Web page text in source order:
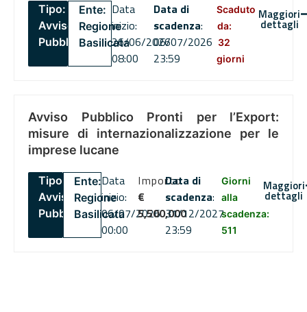
Tipo:
Avviso
Pubblico
Ente:
Regione
Basilicata
Data
inizio:
26/06/2026
08:00
Data di
scadenza:
06/07/2026
23:59
Scaduto
da:
32
giorni
Maggiori
dettagli
Avviso Pubblico Pronti per l’Export:
misure di internazionalizzazione per le
imprese lucane
Tipo:
Avviso
Pubblico
Ente:
Regione
Basilicata
Data
inizio:
06/07/2026
00:00
Importo
€
5,500,000
Data di
scadenza:
31/12/2027
23:59
Giorni
alla
scadenza:
511
Maggiori
dettagli